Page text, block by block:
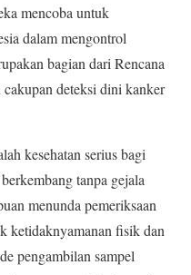
mencoba untuk
dalam mengontrol
bagian dari Rencana
deteksi dini kanker
kesehatan serius bagi
tanpa gejala
menunda pemeriksaan
ketidaknyamanan fisik dan
pengambilan sampel